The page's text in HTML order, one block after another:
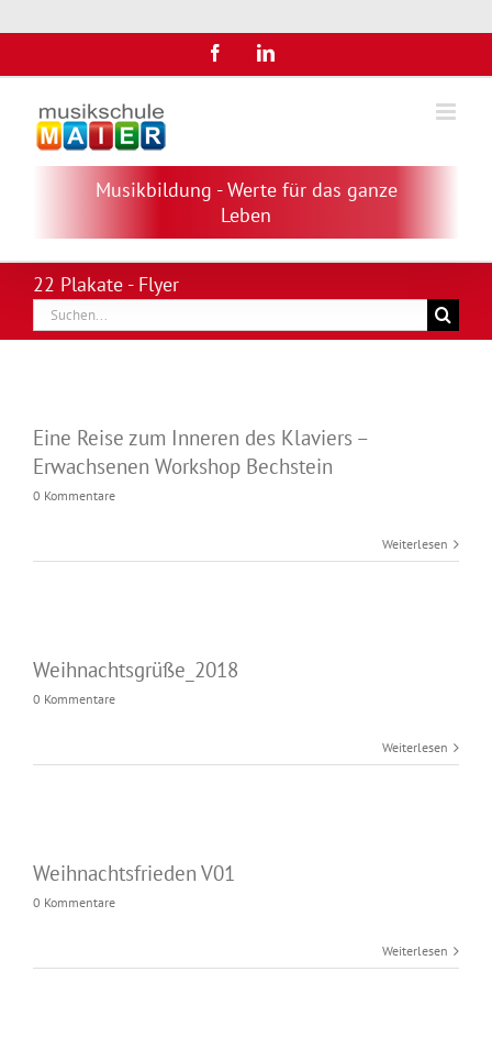
Inhalt
springen
FacebookLinkedIn
Musikbildung - Werte für das ganze
Leben
22 Plakate - Flyer
Suche
nach:
Eine Reise zum Inneren des Klaviers –
Erwachsenen Workshop Bechstein
0 Kommentare
Weiterlesen
Weihnachtsgrüße_2018
0 Kommentare
Weiterlesen
Weihnachtsfrieden V01
0 Kommentare
Weiterlesen